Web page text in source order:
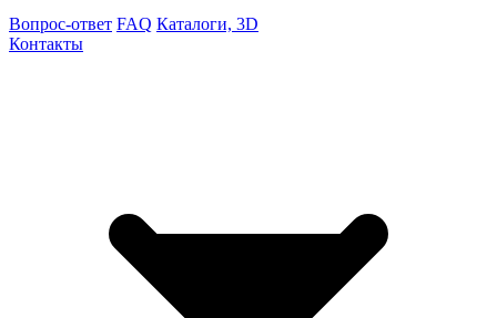
Вопрос-ответ FAQ Каталоги, 3D
Контакты